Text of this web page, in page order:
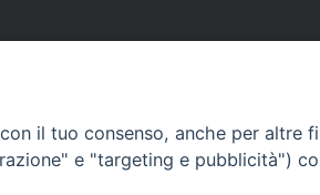
il tuo consenso, anche per altre
e "targeting e pubblicità")